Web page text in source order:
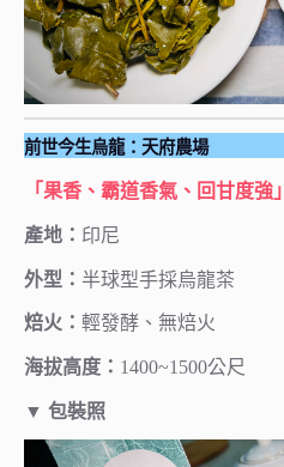
前世今生烏龍：天府農場
「果香、霸道香氣、回甘度強」
產地： 印尼
外型： 半球型手採烏龍茶
焙火： 輕發酵、無焙火
海拔高度： 1400~1500公尺
▼ 包裝照